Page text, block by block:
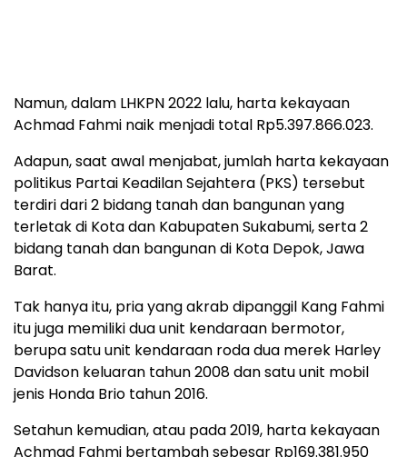
Namun, dalam LHKPN 2022 lalu, harta kekayaan
Achmad Fahmi naik menjadi total Rp5.397.866.023.
Adapun, saat awal menjabat, jumlah harta kekayaan
politikus Partai Keadilan Sejahtera (PKS) tersebut
terdiri dari 2 bidang tanah dan bangunan yang
terletak di Kota dan Kabupaten Sukabumi, serta 2
bidang tanah dan bangunan di Kota Depok, Jawa
Barat.
Tak hanya itu, pria yang akrab dipanggil Kang Fahmi
itu juga memiliki dua unit kendaraan bermotor,
berupa satu unit kendaraan roda dua merek Harley
Davidson keluaran tahun 2008 dan satu unit mobil
jenis Honda Brio tahun 2016.
Setahun kemudian, atau pada 2019, harta kekayaan
Achmad Fahmi bertambah sebesar Rp169.381.950